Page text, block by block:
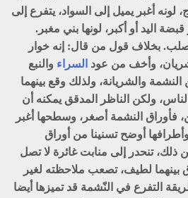
أغبر يميل إلى السواد، يتفرع إلى
اليد أو أكبر، لونها بني مغبر.
بخلاف قول من قال: إنه خوار
وأخف من عود السراء والنبع
والشريانة، ولذلك وقع بينهما
ولكن الناظر المدقق يمكنه أن
فأوراق النشمة أصغر، وسطحها أغبر
أوضح تسنينا من أوراق
ذلك، تنحدر إلى منابت غائرة لا تصل
بينهما لطیف، تصعب ملاحظته لغير
التفرع في النّشمة قد تميزها أيضا